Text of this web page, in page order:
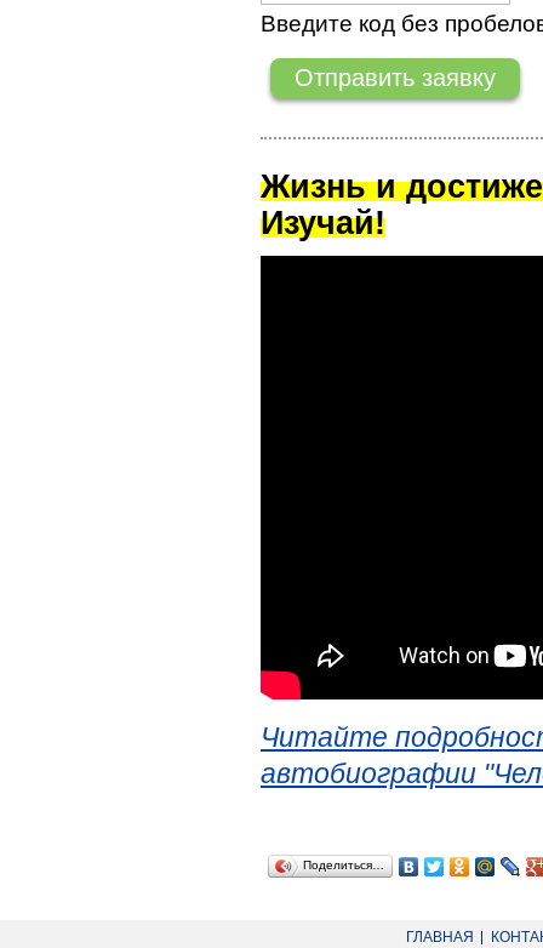
Введите код без
Жизнь и
Изучай!
Читайте
автобиографии
Поделиться…
ГЛАВНАЯ